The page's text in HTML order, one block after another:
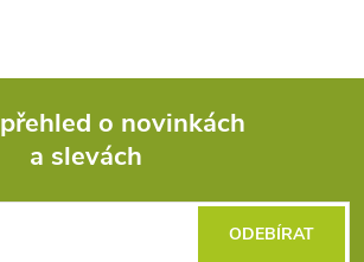
o novinkách
a slevách
ODEBÍRAT